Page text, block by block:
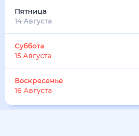
Пятница
14 Августа
Суббота
15 Августа
Воскресенье
16 Августа